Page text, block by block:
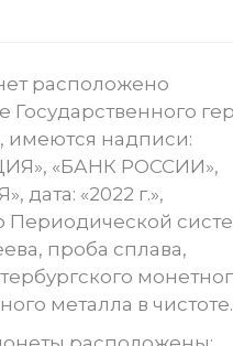
расположено
имеются надписи:
«БАНК РОССИИ»,
дата: «2022 г.»,
Периодической
проба сплава,
металла в чистоте.